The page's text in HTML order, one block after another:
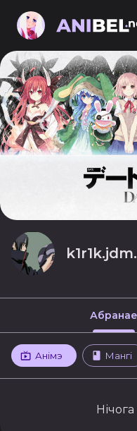
Абранае
Анімэ Мангі